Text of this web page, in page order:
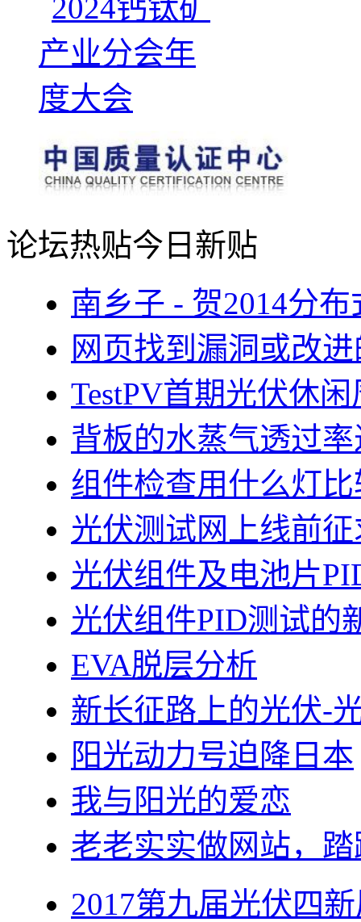
论坛热贴今日新贴
南乡子 - 贺2014分
网页找到漏洞或改
TestPV首期光伏休
背板的水蒸气透过
组件检查用什么灯
光伏测试网上线前
光伏组件及电池片
光伏组件PID测试的
EVA脱层分析
新长征路上的光伏-
阳光动力号迫降日本
我与阳光的爱恋
老老实实做网站，
2017第九届光伏四